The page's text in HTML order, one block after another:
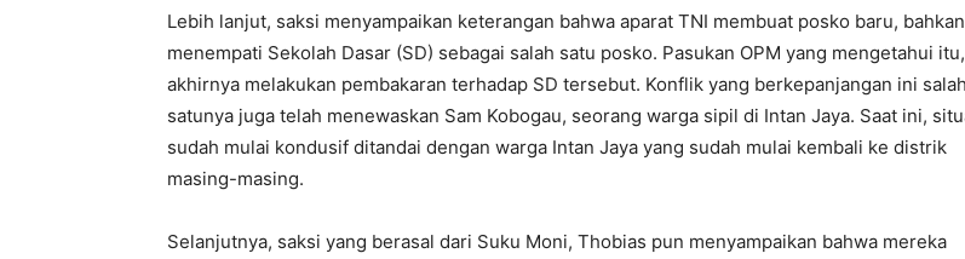
Lebih lanjut, saksi menyampaikan keterangan bahwa aparat TNI membuat posko baru, bahkan
menempati Sekolah Dasar (SD) sebagai salah satu posko. Pasukan OPM yang mengetahui itu,
akhirnya melakukan pembakaran terhadap SD tersebut. Konflik yang berkepanjangan ini salah
satunya juga telah menewaskan Sam Kobogau, seorang warga sipil di Intan Jaya. Saat ini,
sudah mulai kondusif ditandai dengan warga Intan Jaya yang sudah mulai kembali ke distrik
masing-masing.
Selanjutnya, saksi yang berasal dari Suku Moni, Thobias pun menyampaikan bahwa mereka